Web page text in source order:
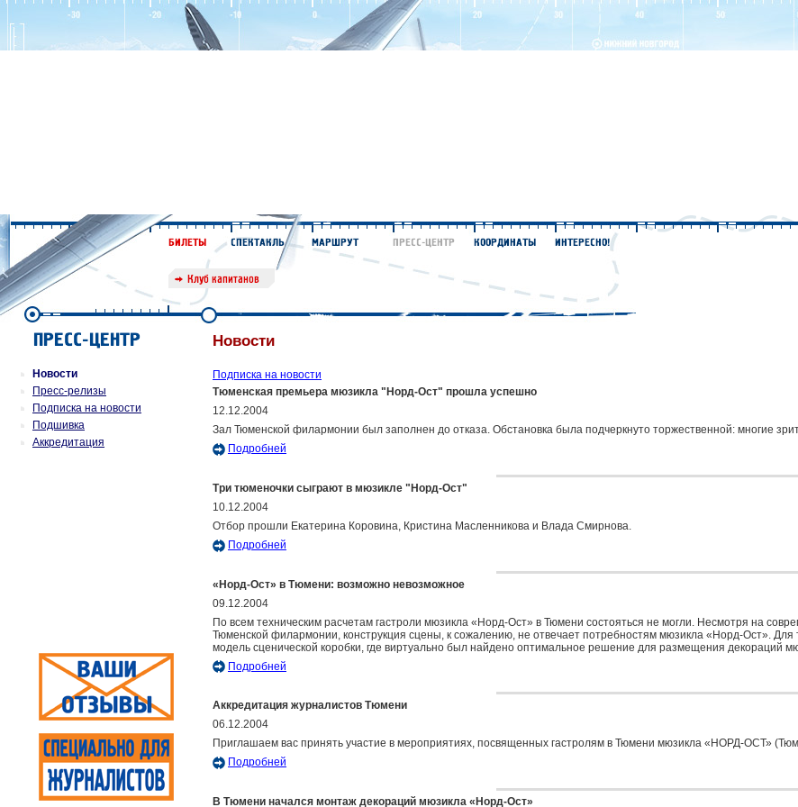
Новости
Пресс-релизы
Подписка на новости
Подшивка
Аккредитация
Новости
Подписка на новости
Тюменская премьера мюзикла "Норд-Ост" прошла успешно
12.12.2004
Зал Тюменской филармонии был заполнен до отказа. Обстановка была подчеркнуто торжественной: многие
Подробней
Три тюменочки сыграют в мюзикле "Норд-Ост"
10.12.2004
Отбор прошли Екатерина Коровина, Кристина Масленникова и Влада Смирнова.
Подробней
«Норд-Ост» в Тюмени: возможно невозможное
09.12.2004
По всем техническим расчетам гастроли мюзикла «Норд-Ост» в Тюмени состояться не могли. Несмотря на
Тюменской филармонии, конструкция сцены, к сожалению, не отвечает потребностям мюзикла «Норд-Ост».
модель сценической коробки, где виртуально был найдено оптимальное решение для размещения декораций
Подробней
Аккредитация журналистов Тюмени
06.12.2004
Приглашаем вас принять участие в мероприятиях, посвященных гастролям в Тюмени мюзикла «НОРД-ОСТ»
Подробней
В Тюмени начался монтаж декораций мюзикла «Норд-Ост»